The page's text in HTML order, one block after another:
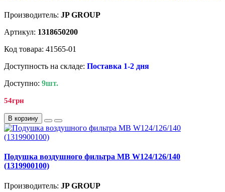
Производитель: JP GROUP
Артикул: 1318650200
Код товара: 41565-01
Доступность на складе: Поставка 1-2 дня
Доступно: 9шт.
54грн
В корзину
Подушка воздушного фильтра MB W124/126/140
(1319900100)
Производитель: JP GROUP